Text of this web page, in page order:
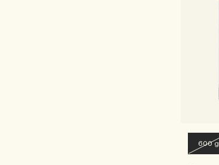
600 g